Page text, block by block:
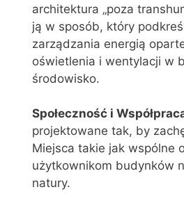
architektura „poza
ją w sposób, który
zarządzania energią
oświetlenia i wentylacji w
środowisko.
Społeczność i
projektowane tak, by
Miejsca takie jak wspólne
użytkownikom budynków
natury.